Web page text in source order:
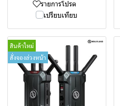
รายการโปรด
เปรียบเทียบ
สินค้าใหม่
สั่งจองล่วงหน้า